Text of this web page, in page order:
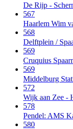
De Rijp -
567
Haarlem Wim
568
Delftplein /
569
Cruquius
569
Middelburg
572
Wijk aan Zee -
578
Pendel: AMS
580